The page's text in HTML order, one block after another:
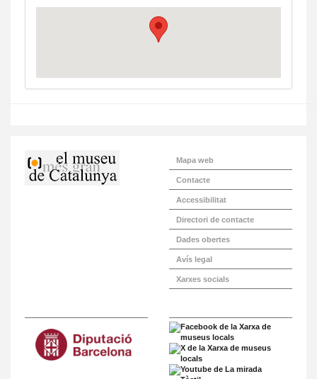
Mapa web
Contacte
Accessibilitat
Directori de contacte
Dades obertes
Avís legal
Xarxes socials